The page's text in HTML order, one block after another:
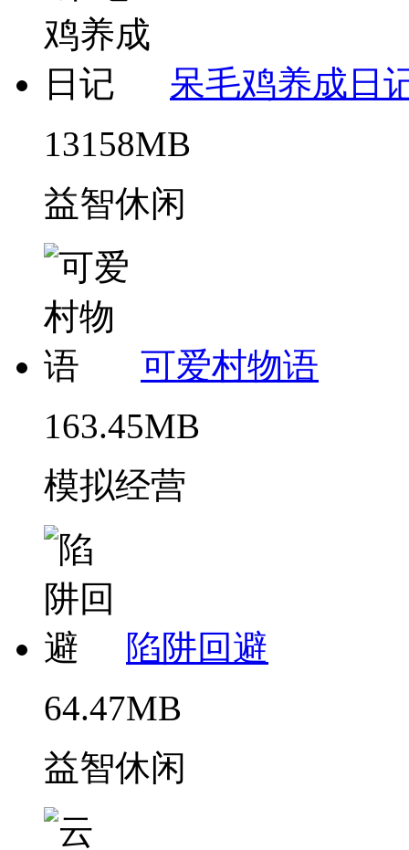
呆毛鸡养成日
13158MB
益智休闲
可爱村物语
163.45MB
模拟经营
陷阱回避
64.47MB
益智休闲